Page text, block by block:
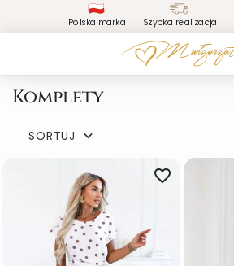
Polska marka Szybka realizacja
Komplety
SORTUJ 
favorite_border